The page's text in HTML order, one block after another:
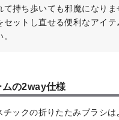
て持ち歩いても邪魔になり
セットし直せる便利なアイ
の2way仕様
チックの折りたたみブラシは